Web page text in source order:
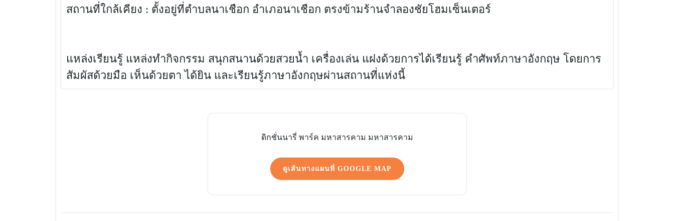
สถานที่ใกล้เคียง : ตั้งอยู่ที่ตำบลนาเชือก อำเภอนาเชือก ตรงข้ามร้านจำลองชัยโฮมเซ็นเตอร์
แหล่งเรียนรู้ แหล่งทำกิจกรรม สนุกสนานด้วยสวยน้ำ เครื่องเล่น แฝงด้วยการได้เรียนรู้ คำศัพท์ภาษาอังกฤษ โดยการ
สัมผัสด้วยมือ เห็นด้วยตา ได้ยิน และเรียนรู้ภาษาอังกฤษผ่านสถานที่แห่งนี้
ดิกชั่นนารี่ พาร์ค มหาสารคาม มหาสารคาม
ดูเส้นทางแผนที่ GOOGLE MAP